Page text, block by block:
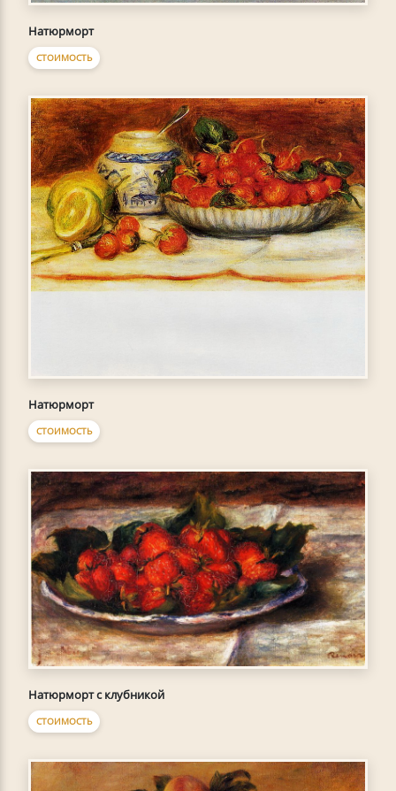
Натюрморт
СТОИМОСТЬ
Натюрморт
СТОИМОСТЬ
Натюрморт с клубникой
СТОИМОСТЬ